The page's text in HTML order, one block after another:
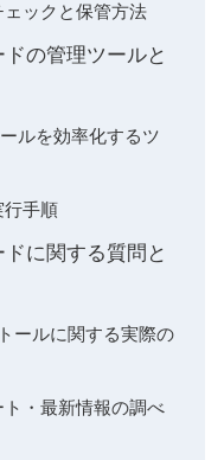
ックと保管方法
の管理ツールと
ルを効率化するツ
行手順
に関する質問と
ールに関する実際の
ト・最新情報の調べ